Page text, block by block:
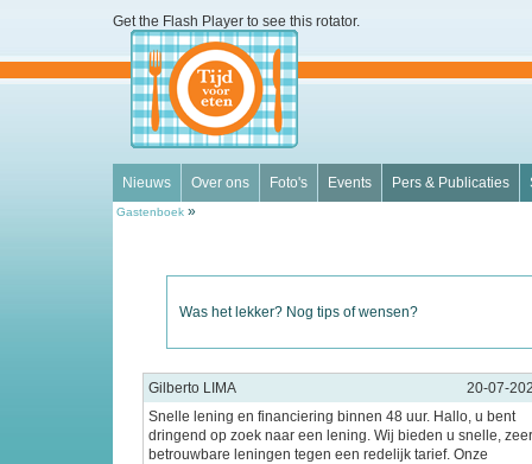
Get the Flash Player to see this rotator.
Nieuws Over ons Foto's Events Pers & Publicaties
Gastenboek »
Was het lekker? Nog tips of wensen?
Gilberto LIMA
20-07-
Snelle lening en financiering binnen 48 uur. Hallo, u bent
dringend op zoek naar een lening. Wij bieden u snelle, zeer
betrouwbare leningen tegen een redelijk tarief. Onze